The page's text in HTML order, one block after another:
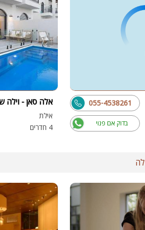
בדוק אם פנוי
055-4538261 אלה סאן - וילה
אילת
4 חדרים